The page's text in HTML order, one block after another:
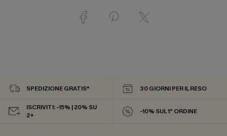
SPEDIZIONE GRATIS* 30 GIORNI PER IL RESO
ISCRIVITI: -15% | 20% SU
2+
-10% SUL 1° ORDINE